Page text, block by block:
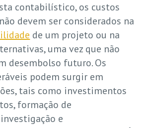
contabilístico, os custos
devem ser considerados na
de um projeto ou na
uma vez que não
desembolso futuro. Os
podem surgir em
tais como investimentos
formação de
e